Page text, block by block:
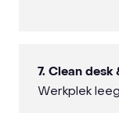
7. Clean
Werkplek